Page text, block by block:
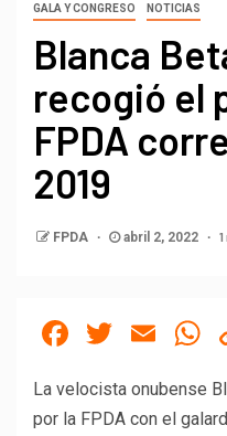
GALA Y CONGRESO
NOTICIAS
Blanca
recogió el
FPDA
2019
FPDA abril 2, 2022
Facebook
Twitter
La velocista onubense
por la FPDA con el